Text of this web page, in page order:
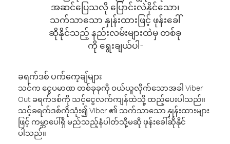
အဆင်ပြေသလို ပြောင်းလဲနိုင်သော၊
သက်သာသော နှုန်းထားဖြင့် ဖုန်းခေါ်
ဆိုနိုင်သည့် နည်းလမ်းများထဲမှ တစ်ခု
ကို ရွေးချယ်ပါ-
ခရက်ဒစ် ပက်ကေ့ချ်များ
သင်က ငွေပမာဏ တစ်ခုခုကို ဝယ်ယူလိုက်သောအခါ Viber
Out ခရက်ဒစ်ကို သင့်ငွေလက်ကျန်ထဲသို့ ထည့်ပေးပါသည်။
သင့်ခရက်ဒစ်ကိုသုံး၍ Viber ၏ သက်သာသော နှုန်းထားများ
ဖြင့် ကမ္ဘာပေါ်ရှိ မည်သည့်နံပါတ်သို့မဆို ဖုန်းခေါ်ဆိုနိုင်
ပါသည်။